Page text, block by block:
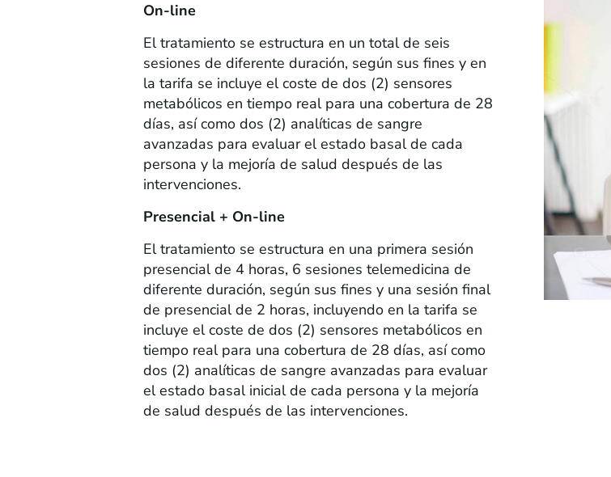
On-line
El tratamiento se estructura en un total de seis
sesiones de diferente duración, según sus fines y en
la tarifa se incluye el coste de dos (2) sensores
metabólicos en tiempo real para una cobertura de 28
días, así como dos (2) analíticas de sangre
avanzadas para evaluar el estado basal de cada
persona y la mejoría de salud después de las
intervenciones.
Presencial + On-line
El tratamiento se estructura en una primera sesión
presencial de 4 horas, 6 sesiones telemedicina de
diferente duración, según sus fines y una sesión final
de presencial de 2 horas, incluyendo en la tarifa se
incluye el coste de dos (2) sensores metabólicos en
tiempo real para una cobertura de 28 días, así como
dos (2) analíticas de sangre avanzadas para evaluar
el estado basal inicial de cada persona y la mejoría
de salud después de las intervenciones.